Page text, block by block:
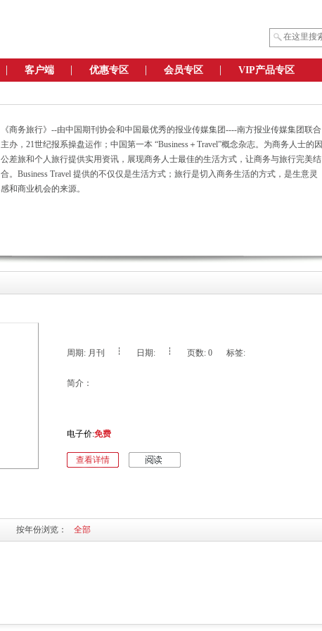
客户端 优惠专区 会员专区 VIP产品专区
《商务旅行》--由中国期刊协会和中国最优秀的报业传媒集团----南方报业传媒集团联合
主办，21世纪报系操盘运作；中国第一本 “Business＋Travel”概念杂志。为商务人士的因
公差旅和个人旅行提供实用资讯，展现商务人士最佳的生活方式，让商务与旅行完美结
合。Business Travel 提供的不仅仅是生活方式；旅行是切入商务生活的方式，是生意灵
感和商业机会的来源。
周期: 月刊 日期: 页数: 0 标签:
简介：
电子价:免费
查看详情
按年份浏览： 全部